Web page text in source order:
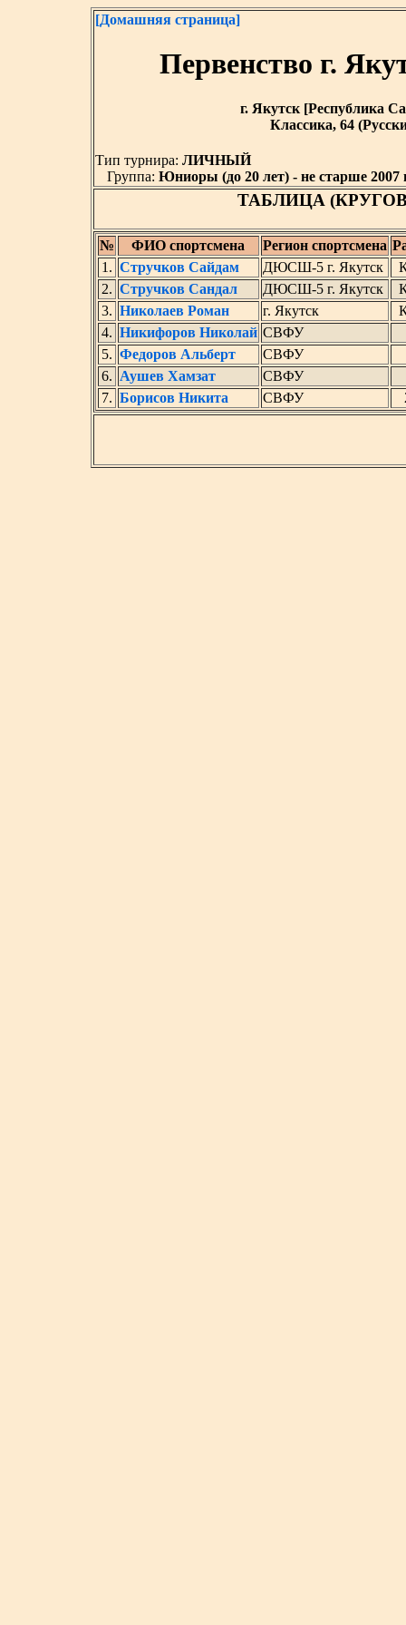
[Домашняя страница]
Первенство г.
г. Якутск [Республика
Классика, 64
Тип турнира: ЛИЧНЫЙ
Группа: Юниоры (до 20 лет) - не старше 2007
ТАБЛИЦА
№ ФИО спортсмена Регион спортсмена
1. Стручков Сайдам ДЮСШ-5 г. Якутск
2. Стручков Сандал ДЮСШ-5 г. Якутск
3. Николаев Роман г. Якутск
4. Никифоров Николай СВФУ
5. Федоров Альберт
СВФУ
6. Аушев Хамзат
СВФУ
7. Борисов Никита СВФУ